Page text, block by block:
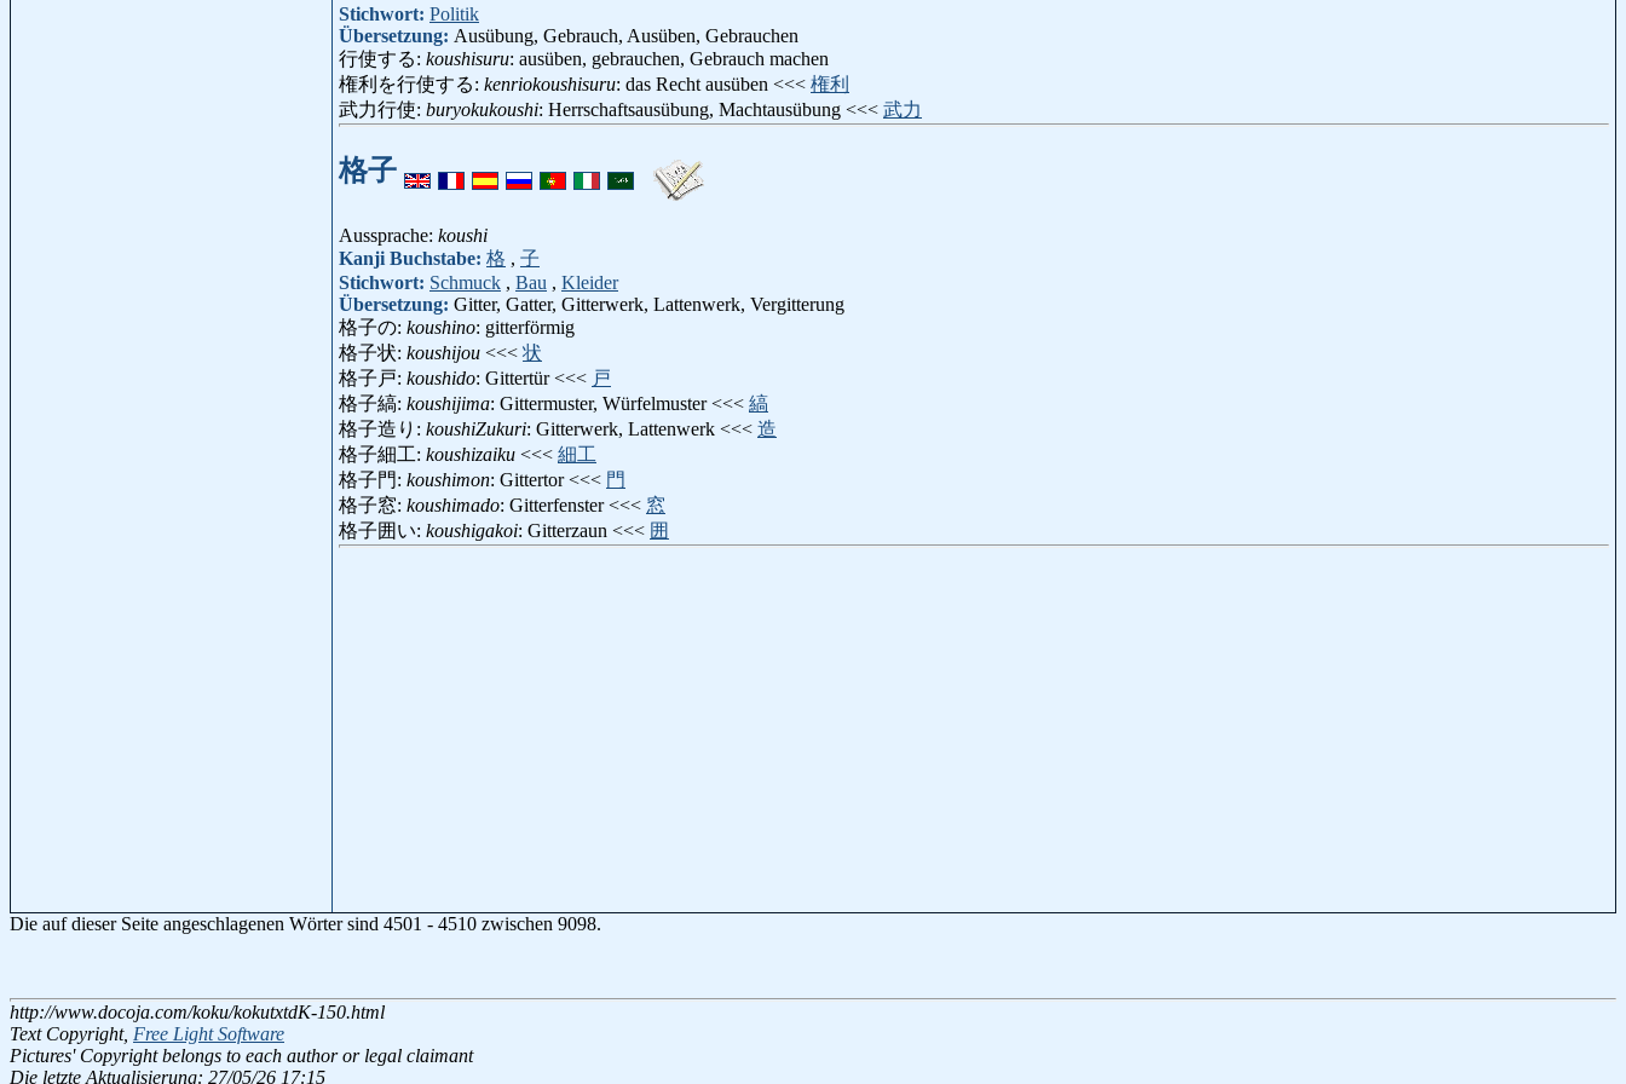
Stichwort: Politik
Übersetzung: Ausübung, Gebrauch, Ausüben, Gebrauchen
行使する: koushisuru: ausüben, gebrauchen, Gebrauch machen
権利を行使する: kenriokoushisuru: das Recht ausüben <<< 権利
武力行使: buryokukoushi: Herrschaftsausübung, Machtausübung <<< 武力
格子
Aussprache: koushi
Kanji Buchstabe: 格 , 子
Stichwort: Schmuck , Bau , Kleider
Übersetzung: Gitter, Gatter, Gitterwerk, Lattenwerk, Vergitterung
格子の: koushino: gitterförmig
格子状: koushijou <<< 状
格子戸: koushido: Gittertür <<< 戸
格子縞: koushijima: Gittermuster, Würfelmuster <<< 縞
格子造り: koushiZukuri: Gitterwerk, Lattenwerk <<< 造
格子細工: koushizaiku <<< 細工
格子門: koushimon: Gittertor <<< 門
格子窓: koushimado: Gitterfenster <<< 窓
格子囲い: koushigakoi: Gitterzaun <<< 囲
Die auf dieser Seite angeschlagenen Wörter sind 4501 - 4510 zwischen 9098.
http://www.docoja.com/koku/kokutxtdK-150.html
Text Copyright, Free Light Software
Pictures' Copyright belongs to each author or legal claimant
Die letzte Aktualisierung: 27/05/26 17:15